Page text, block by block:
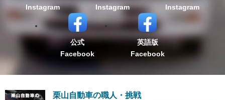
Instagram
Instagram
Instagram
公式
Facebook
英語版
Facebook
栗山自動車の職人・挑戦